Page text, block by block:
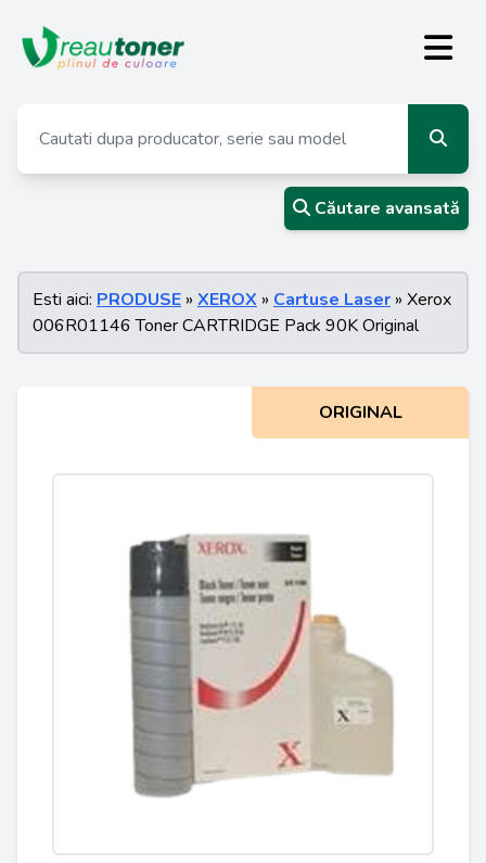
Căutare avansată
Esti aici: PRODUSE » XEROX » Cartuse Laser » Xerox
006R01146 Toner CARTRIDGE Pack 90K Original
ORIGINAL